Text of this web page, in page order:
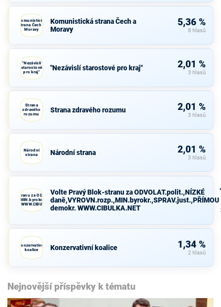
Komunistická
strana Čech a
Moravy
Komunistická strana Čech a
Moravy
5,36 %
8 hlasů
"Nezávislí
starostové
pro kraj"
"Nezávislí starostové pro kraj" 2,01 %
3 hlasů
Strana
zdravého
rozumu
Strana zdravého rozumu 2,01 %
3 hlasů
Národní
strana
Národní strana 2,01 %
3 hlasů
Blok-stranu za ODVOLAT.polit.,NÍZKÉ
demokr. WWW.CIBULKA.NET
Volte Pravý Blok-stranu za ODVOLAT.polit.,NÍZKÉ
daně,VYROVN.rozp.,MIN.byrokr.,SPRAV.just.,PŘÍMOU
demokr. WWW.CIBULKA.NET
Konzervativní
koalice
Konzervativní koalice 1,34 %
2 hlasů
Nejnovější příspěvky k tématu